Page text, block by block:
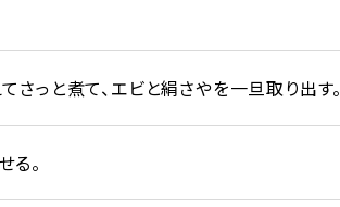
っと煮て、エビと絹さやを一旦取り出す。
る。